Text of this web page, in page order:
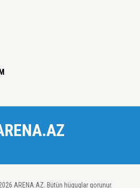
ARENA.AZ. Bütün hüquqlar qorunur.